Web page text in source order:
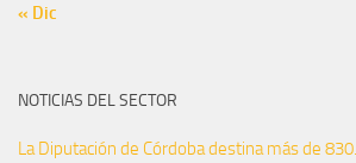
« Dic
NOTICIAS DEL SECTOR
La Diputación de Córdoba destina más de